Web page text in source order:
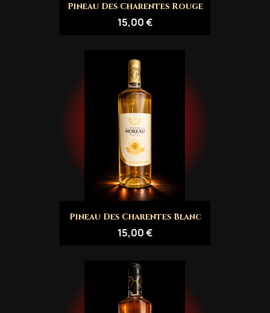
Pineau Des Charentes Rouge
15,00 €
Pineau Des Charentes Blanc
15,00 €